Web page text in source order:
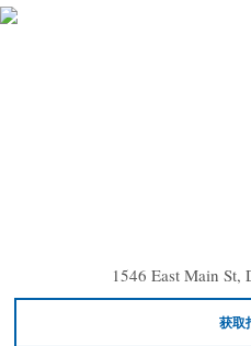
1546 East Main St,
获取